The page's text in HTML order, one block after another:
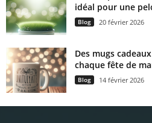
idéal pour une
Blog 20 février 2026
Des mugs
chaque fête de
Blog 14 février 2026